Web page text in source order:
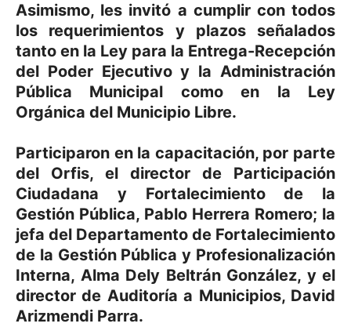
Asimismo, les invitó a cumplir con todos
los requerimientos y plazos señalados
tanto en la Ley para la Entrega-Recepción
del Poder Ejecutivo y la Administración
Pública Municipal como en la Ley
Orgánica del Municipio Libre.
Participaron en la capacitación, por parte
del Orfis, el director de Participación
Ciudadana y Fortalecimiento de la
Gestión Pública, Pablo Herrera Romero; la
jefa del Departamento de Fortalecimiento
de la Gestión Pública y Profesionalización
Interna, Alma Dely Beltrán González, y el
director de Auditoría a Municipios, David
Arizmendi Parra.